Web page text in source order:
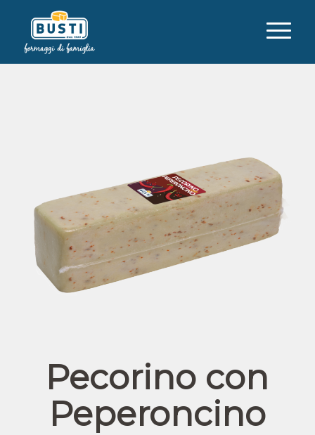
Pecorino con
Peperoncino